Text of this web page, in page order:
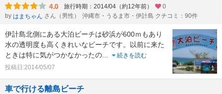
4.0 旅行時期：2014/04（約12年前）
0
by はまちゃん さん（男性） 沖縄市・うるま市・伊計島 クチコミ：90件
伊計島北側にある大泊ビーチは砂浜が600ｍもあり
水の透明度も高くきれいなビーチです。以前に来た
ときは特に気がつかなかったの
続きを読む
投稿日:2014/05/07
1
車で行ける離島ビーチ